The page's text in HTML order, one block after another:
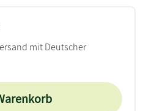
mit Deutscher